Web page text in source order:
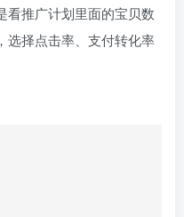
看推广计划里面的宝贝数
选择点击率、支付转化率